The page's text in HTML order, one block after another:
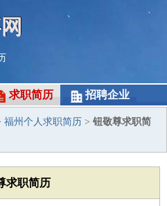
求职简历 招聘企业
福州个人求职简历 > 钮敬尊求职简
求职简历